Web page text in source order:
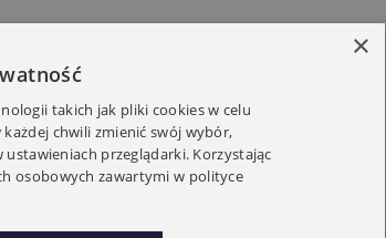
×
takich jak pliki cookies w celu
chwili zmienić swój wybór,
przeglądarki. Korzystając
osobowych zawartymi w polityce